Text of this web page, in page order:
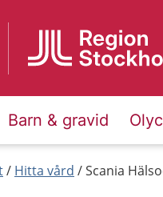
Barn & gravid
Hitta vård Scania